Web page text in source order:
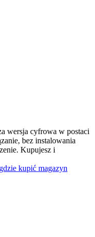
wersja cyfrowa w postaci
bez instalowania
Kupujesz i
kupić magazyn